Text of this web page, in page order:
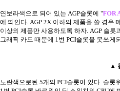
연보라색으로 되어 있는 AGP슬롯에 "FOR
에 띄인다. AGP 2X 이하의 제품을 쓸 경우
이상의 제품만 사용하도록 하자. AGP 슬
그래픽 카드 때문에 1번 PCI슬롯을 못쓰게
▲
노란색으로된 5개의 PCI슬롯이 있다. 슬